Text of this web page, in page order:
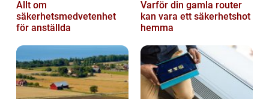
Allt om
säkerhetsmedvetenhet
för anställda
Varför din gamla router
kan vara ett säkerhetshot
hemma